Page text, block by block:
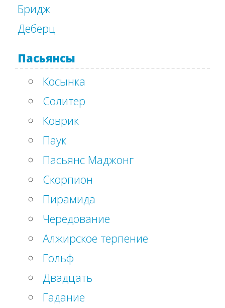
Бридж
Деберц
Пасьянсы
Косынка
Солитер
Коврик
Паук
Пасьянс Маджонг
Скорпион
Пирамида
Чередование
Алжирское терпение
Гольф
Двадцать
Гадание